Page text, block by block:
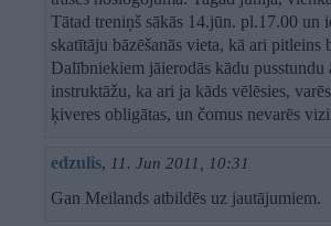
Tātad treniņš sākās 14.jūn. pl.17.00 un
skatītāju bāzēšanās vieta, kā ari pitleins
Dalībniekiem jāierodās kādu
instruktāžu, ka ari ja kāds vēlēsies,
ķiveres obligātas, un čomus nevarēs
edzulis, 11. Jun 2011, 10:31
Gan Meilands atbildēs uz jautājumiem.